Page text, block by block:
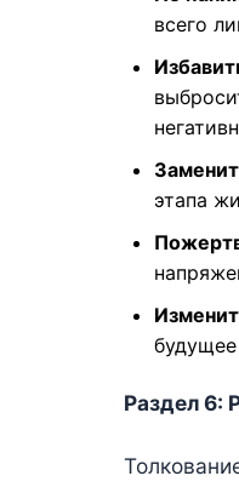
всего
этапа
Раздел 6: